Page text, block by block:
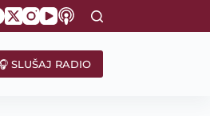
SLUŠAJ RADIO